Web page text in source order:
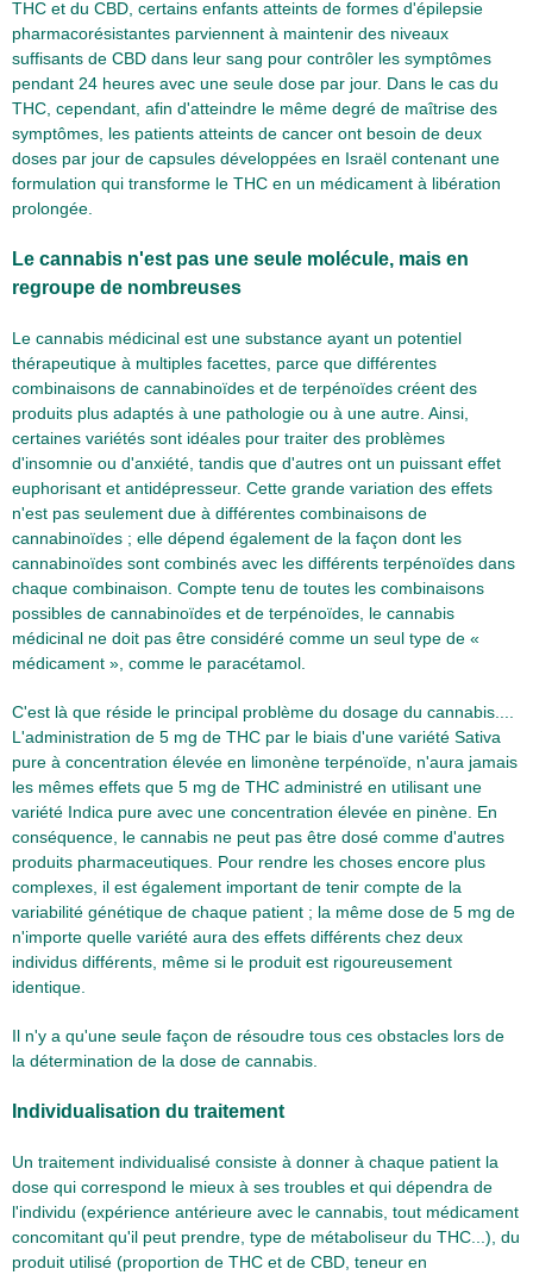
THC et du CBD, certains enfants atteints de formes d'épilepsie
pharmacorésistantes parviennent à maintenir des niveaux
suffisants de CBD dans leur sang pour contrôler les symptômes
pendant 24 heures avec une seule dose par jour. Dans le cas du
THC, cependant, afin d'atteindre le même degré de maîtrise des
symptômes, les patients atteints de cancer ont besoin de deux
doses par jour de capsules développées en Israël contenant une
formulation qui transforme le THC en un médicament à libération
prolongée.
Le cannabis n'est pas une seule molécule, mais en
regroupe de nombreuses
Le cannabis médicinal est une substance ayant un potentiel
thérapeutique à multiples facettes, parce que différentes
combinaisons de cannabinoïdes et de terpénoïdes créent des
produits plus adaptés à une pathologie ou à une autre. Ainsi,
certaines variétés sont idéales pour traiter des problèmes
d'insomnie ou d'anxiété, tandis que d'autres ont un puissant effet
euphorisant et antidépresseur. Cette grande variation des effets
n'est pas seulement due à différentes combinaisons de
cannabinoïdes ; elle dépend également de la façon dont les
cannabinoïdes sont combinés avec les différents terpénoïdes dans
chaque combinaison. Compte tenu de toutes les combinaisons
possibles de cannabinoïdes et de terpénoïdes, le cannabis
médicinal ne doit pas être considéré comme un seul type de «
médicament », comme le paracétamol.
C'est là que réside le principal problème du dosage du cannabis....
L'administration de 5 mg de THC par le biais d'une variété Sativa
pure à concentration élevée en limonène terpénoïde, n'aura jamais
les mêmes effets que 5 mg de THC administré en utilisant une
variété Indica pure avec une concentration élevée en pinène. En
conséquence, le cannabis ne peut pas être dosé comme d'autres
produits pharmaceutiques. Pour rendre les choses encore plus
complexes, il est également important de tenir compte de la
variabilité génétique de chaque patient ; la même dose de 5 mg de
n'importe quelle variété aura des effets différents chez deux
individus différents, même si le produit est rigoureusement
identique.
Il n'y a qu'une seule façon de résoudre tous ces obstacles lors de
la détermination de la dose de cannabis.
Individualisation du traitement
Un traitement individualisé consiste à donner à chaque patient la
dose qui correspond le mieux à ses troubles et qui dépendra de
l'individu (expérience antérieure avec le cannabis, tout médicament
concomitant qu'il peut prendre, type de métaboliseur du THC...), du
produit utilisé (proportion de THC et de CBD, teneur en